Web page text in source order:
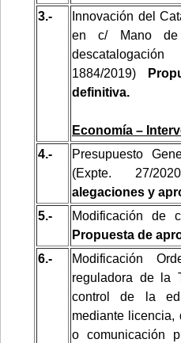
3.-
Innovación del
en c/ Mano de
1884/2019)
definitiva.
Economía –
4.-
Presupuesto
(Expte. 27/
alegaciones y
5.-
Modificación de
Propuesta de
6.-
Modificación
reguladora de la
control de la
mediante licencia,
o comunicación